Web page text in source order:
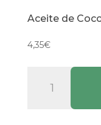
Aceite de
4,35€